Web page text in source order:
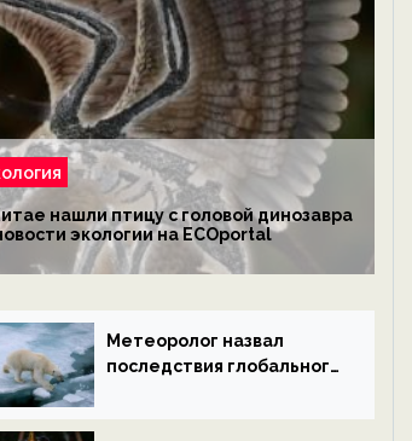
нашли птицу с головой динозавра
экологии на ECOportal
Метеоролог назвал
последствия глобального